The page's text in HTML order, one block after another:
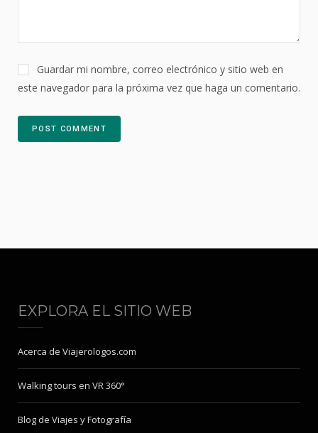
Guardar mi nombre, correo electrónico y sitio web en
este navegador para la próxima vez que haga un comentario.
EXPLORA EL SITIO WEB
Acerca de Viajerologos.com
Walking tours en VR 360°
Blog de Viajes y Fotografía